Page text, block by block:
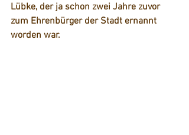
Lübke, der ja schon zwei Jahre zuvor
zum Ehrenbürger der Stadt ernannt
worden war.